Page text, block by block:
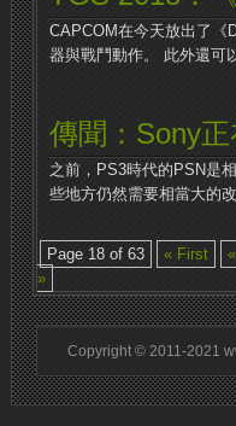
CAPCOM在今天放出了《
器與戰鬥動作。 此外還可
傳聞：Sony
之前，PS3時代的PSN是
些地方仍然需要相當大的
Page 18 of 63 « First «
»
Copyright © 2011-2021